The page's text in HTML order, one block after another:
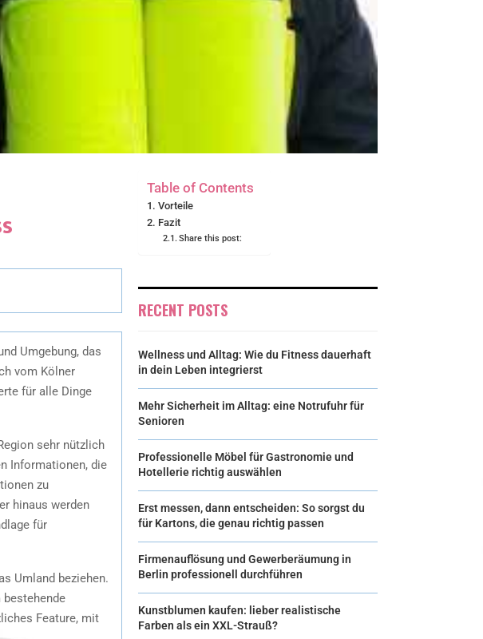
Umgebung, das
vom Kölner
für alle Dinge
sehr nützlich
Informationen, die
zu
hinaus werden
für
Umland beziehen.
bestehende
Feature, mit
Table of Contents
Vorteile
Fazit
Share this post:
RECENT POSTS
Wellness und Alltag: Wie du Fitness dauerhaft
in dein Leben integrierst
Mehr Sicherheit im Alltag: eine Notrufuhr für
Senioren
Professionelle Möbel für Gastronomie und
Hotellerie richtig auswählen
Erst messen, dann entscheiden: So sorgst du
für Kartons, die genau richtig passen
Firmenauflösung und Gewerberäumung in
Berlin professionell durchführen
Kunstblumen kaufen: lieber realistische
Farben als ein XXL-Strauß?